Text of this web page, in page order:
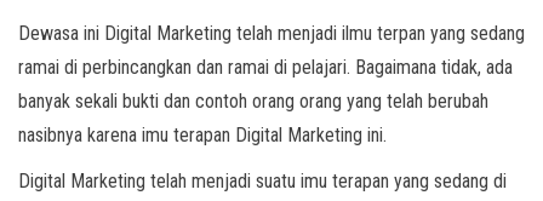
Dewasa ini Digital Marketing telah menjadi ilmu terpan yang sedang
ramai di perbincangkan dan ramai di pelajari. Bagaimana tidak, ada
banyak sekali bukti dan contoh orang orang yang telah berubah
nasibnya karena imu terapan Digital Marketing ini.
Digital Marketing telah menjadi suatu imu terapan yang sedang di